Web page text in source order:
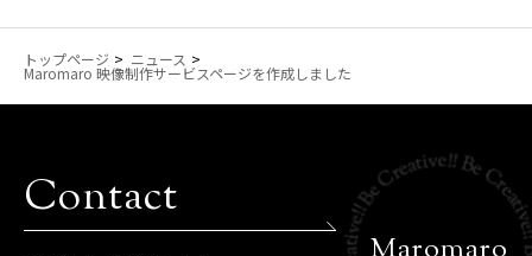
トップページ ニュース
Maromaro 映像制作サービスページを作成しました
Contact